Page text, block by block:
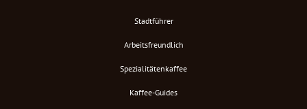
Stadtführer
Arbeitsfreundlich
Spezialitätenkaffee
Kaffee-Guides